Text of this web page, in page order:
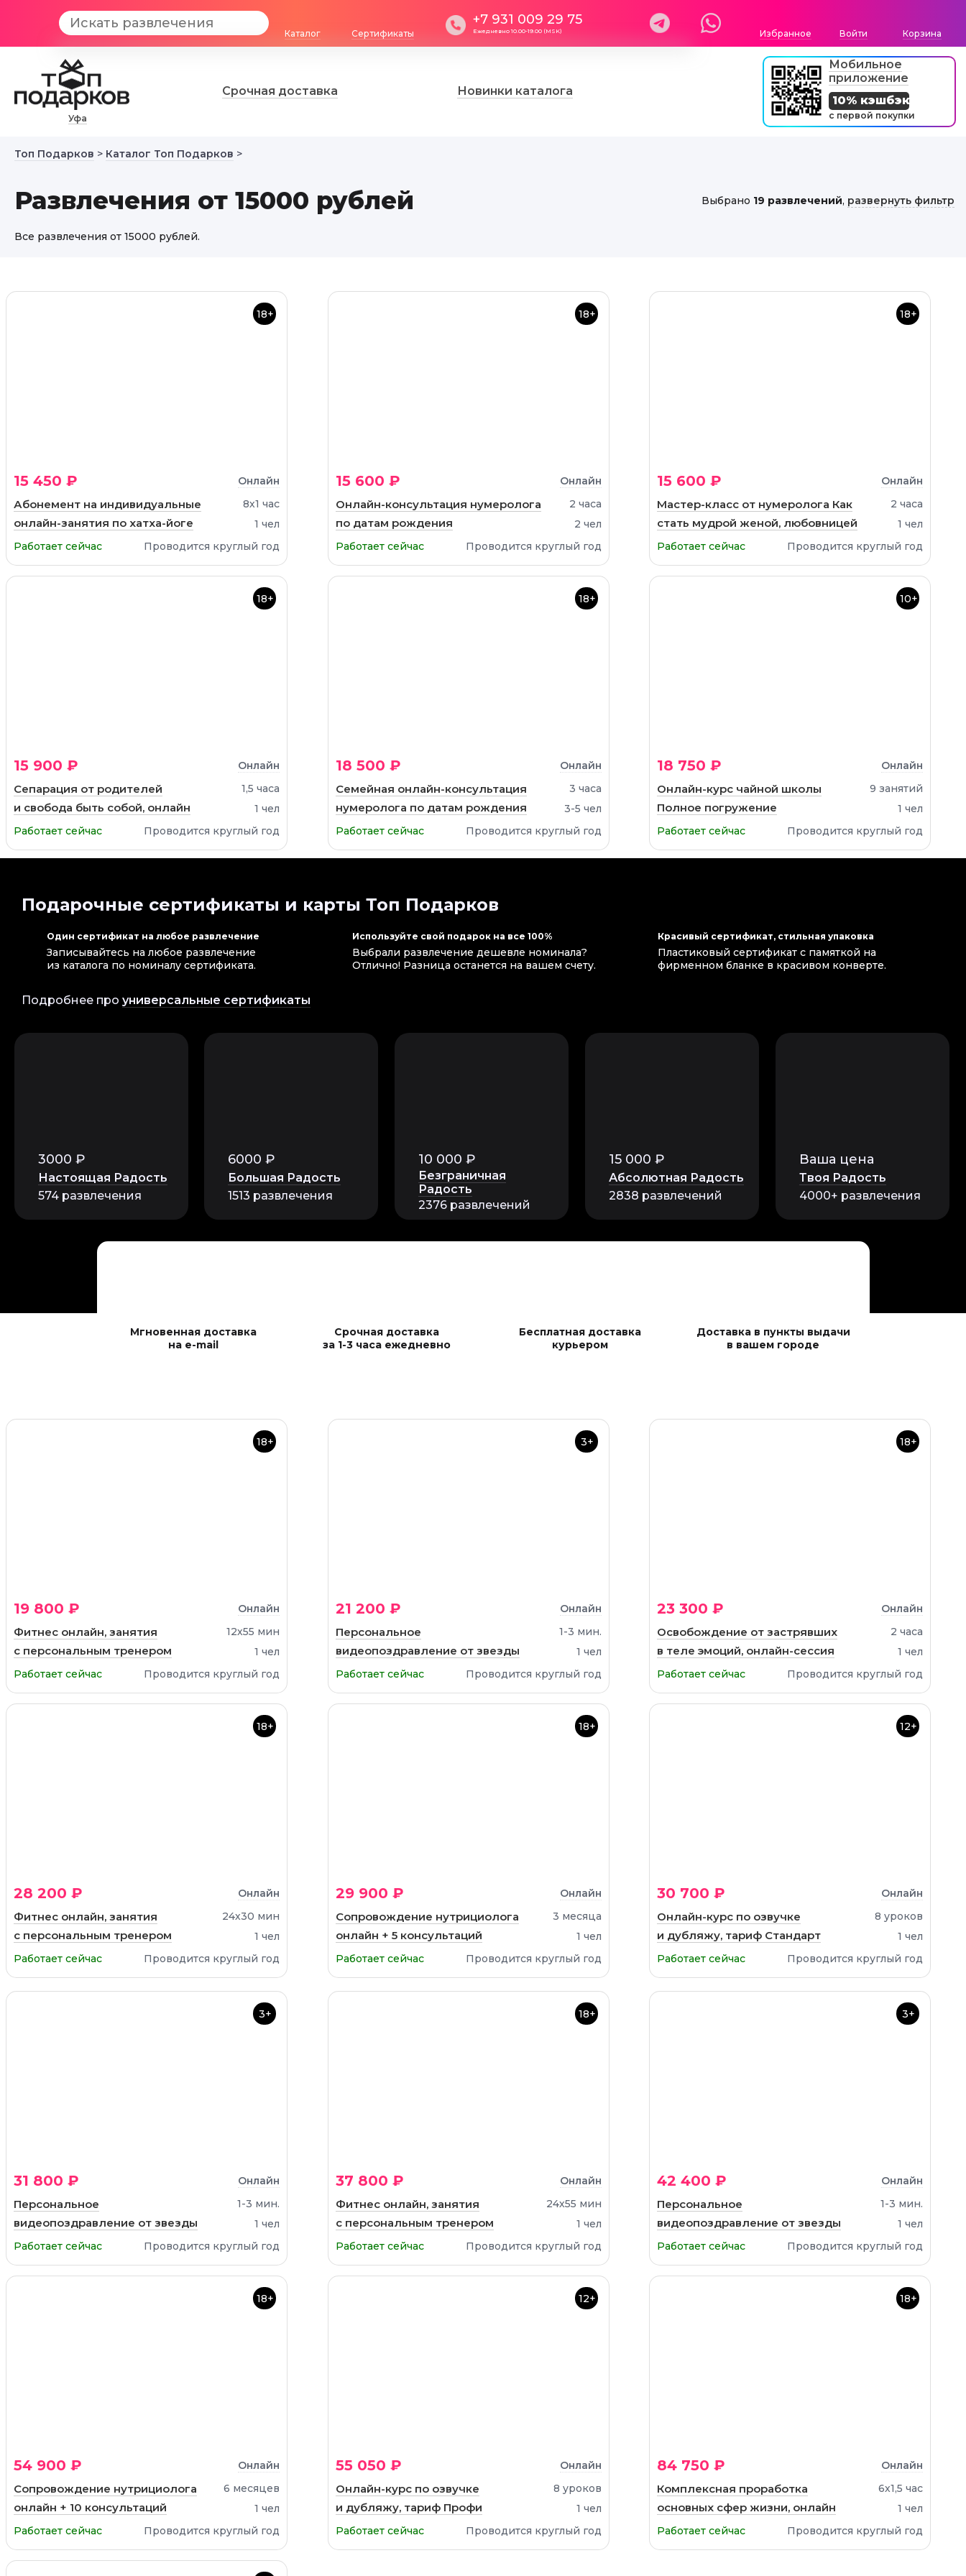
Каталог Сертификаты
+7 931 009 29 75
Ежедневно 10.00-19.00 (MSK) Избранное Войти Корзина
Уфа
Срочная доставка Новинки каталога
Мобильное
приложение
10% кэшбэк
с первой покупки
Топ Подарков > Каталог Топ Подарков >
Развлечения от 15000 рублей Выбрано 19 развлечений, развернуть фильтр
Все развлечения от 15000 рублей.
18+
15 450 ₽ Онлайн
Абонемент на индивидуальные
онлайн-занятия по хатха-йоге
8х1 час
1 чел
Работает сейчас
Проводится круглый год
18+
15 600 ₽ Онлайн
Онлайн-консультация нумеролога
по датам рождения
2 часа
2 чел
Работает сейчас
Проводится круглый год
18+
15 600 ₽ Онлайн
Мастер-класс от нумеролога Как
стать мудрой женой, любовницей
2 часа
1 чел
Работает сейчас
Проводится круглый год
18+
15 900 ₽ Онлайн
Сепарация от родителей
и свобода быть собой, онлайн
1,5 часа
1 чел
Работает сейчас
Проводится круглый год
18+
18 500 ₽ Онлайн
Семейная онлайн-консультация
нумеролога по датам рождения
3 часа
3-5 чел
Работает сейчас
Проводится круглый год
10+
18 750 ₽ Онлайн
Онлайн-курс чайной школы
Полное погружение
9 занятий
1 чел
Работает сейчас
Проводится круглый год
Подарочные сертификаты и карты Топ Подарков
Один сертификат на любое развлечение
Записывайтесь на любое развлечение
из каталога по номиналу сертификата.
Используйте свой подарок на все 100%
Выбрали развлечение дешевле номинала?
Отлично! Разница останется на вашем счету.
Красивый сертификат, стильная упаковка
Пластиковый сертификат с памяткой на
фирменном бланке в красивом конверте.
Подробнее про универсальные сертификаты
3000 ₽
Настоящая Радость
574 развлечения
6000 ₽
Большая Радость
1513 развлечения
10 000 ₽
Безграничная
Радость
2376 развлечений
15 000 ₽
Абсолютная Радость
2838 развлечений
Ваша цена
Твоя Радость
4000+ развлечения
Мгновенная доставка
на e-mail
Срочная доставка
за 1-3 часа ежедневно
Бесплатная доставка
курьером
Доставка в пункты выдачи
в вашем городе
18+
19 800 ₽ Онлайн
Фитнес онлайн, занятия
с персональным тренером
12х55 мин
1 чел
Работает сейчас
Проводится круглый год
3+
21 200 ₽ Онлайн
Персональное
видеопоздравление от звезды
1-3 мин.
1 чел
Работает сейчас
Проводится круглый год
18+
23 300 ₽ Онлайн
Освобождение от застрявших
в теле эмоций, онлайн-сессия
2 часа
1 чел
Работает сейчас
Проводится круглый год
18+
28 200 ₽ Онлайн
Фитнес онлайн, занятия
с персональным тренером
24х30 мин
1 чел
Работает сейчас
Проводится круглый год
18+
29 900 ₽ Онлайн
Сопровождение нутрициолога
онлайн + 5 консультаций
3 месяца
1 чел
Работает сейчас
Проводится круглый год
12+
30 700 ₽ Онлайн
Онлайн-курс по озвучке
и дубляжу, тариф Стандарт
8 уроков
1 чел
Работает сейчас
Проводится круглый год
3+
31 800 ₽ Онлайн
Персональное
видеопоздравление от звезды
1-3 мин.
1 чел
Работает сейчас
Проводится круглый год
18+
37 800 ₽ Онлайн
Фитнес онлайн, занятия
с персональным тренером
24х55 мин
1 чел
Работает сейчас
Проводится круглый год
3+
42 400 ₽ Онлайн
Персональное
видеопоздравление от звезды
1-3 мин.
1 чел
Работает сейчас
Проводится круглый год
18+
54 900 ₽ Онлайн
Сопровождение нутрициолога
онлайн + 10 консультаций
6 месяцев
1 чел
Работает сейчас
Проводится круглый год
12+
55 050 ₽ Онлайн
Онлайн-курс по озвучке
и дубляжу, тариф Профи
8 уроков
1 чел
Работает сейчас
Проводится круглый год
18+
84 750 ₽ Онлайн
Комплексная проработка
основных сфер жизни, онлайн
6х1,5 час
1 чел
Работает сейчас
Проводится круглый год